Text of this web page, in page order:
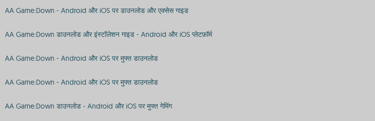
AA Game:Down - Android और iOS पर डाउनलोड और एक्सेस गाइड
AA Game:Down डाउनलोड और इंस्टॉलेशन गाइड - Android और iOS प्लेटफ़ॉर्म
AA Game:Down - Android और iOS पर मुफ्त डाउनलोड
AA Game:Down - Android और iOS पर मुफ्त डाउनलोड
AA Game:Down डाउनलोड - Android और iOS पर मुफ्त गेमिंग